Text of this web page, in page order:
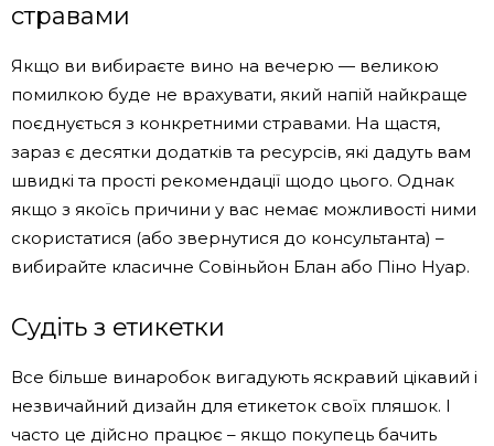
стравами
Якщо ви вибираєте вино на вечерю — великою
помилкою буде не врахувати, який напій найкраще
поєднується з конкретними стравами. На щастя,
зараз є десятки додатків та ресурсів, які дадуть вам
швидкі та прості рекомендації щодо цього. Однак
якщо з якоїсь причини у вас немає можливості ними
скористатися (або звернутися до консультанта) –
вибирайте класичне Совіньйон Блан або Піно Нуар.
Судіть з етикетки
Все більше винаробок вигадують яскравий цікавий і
незвичайний дизайн для етикеток своїх пляшок. І
часто це дійсно працює – якщо покупець бачить